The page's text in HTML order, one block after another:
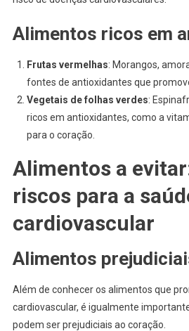
Alimentos ricos em
Frutas vermelhas: Morangos,
fontes de antioxidantes que
Vegetais de folhas verdes:
ricos em antioxidantes, como a
para o coração.
Alimentos a
riscos para a
cardiovascular
Alimentos
Além de conhecer os alimentos que
cardiovascular, é igualmente
podem ser prejudiciais ao coração.